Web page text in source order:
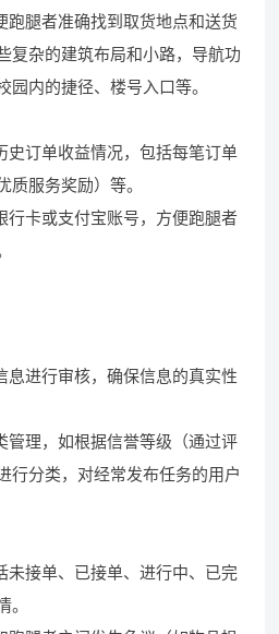
跑腿者准确找到取货地点和送货
复杂的建筑布局和小路，导航功
园内的捷径、楼号入口等。
史订单收益情况，包括每笔订单
质服务奖励）等。
行卡或支付宝账号，方便跑腿者
息进行审核，确保信息的真实性
管理，如根据信誉等级（通过评
行分类，对经常发布任务的用户
未接单、已接单、进行中、已完
。